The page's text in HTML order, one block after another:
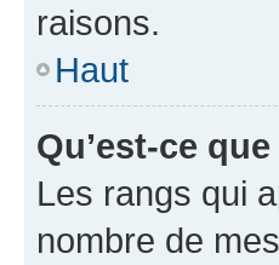
raisons.
Haut
Qu’est-ce
Les rangs qui
nombre de